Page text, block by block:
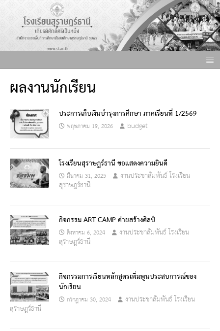
ผลงานนักเรียน
ประการเก็บเงินบำรุงการศึกษา ภาคเรียนที่ 1/2569
พฤษภาคม 19, 2026 budget
โรงเรียนสุราษฎร์ธานี ขอแสดงความยินดี
มีนาคม 31, 2025 งานประชาสัมพันธ์ โรงเรียน
สุราษฎร์ธานี
กิจกรรม ART CAMP ค่ายสร้างศิลป์
สิงหาคม 6, 2024 งานประชาสัมพันธ์ โรงเรียน
สุราษฎร์ธานี
กิจกรรมการเรียนหลักสูตรเพิ่มพูนประสบการณ์ของ
นักเรียน
กรกฎาคม 30, 2024 งานประชาสัมพันธ์ โรงเรียน
สุราษฎร์ธานี